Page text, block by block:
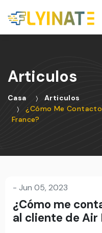
Articulos
Casa
Articulos
¿Cómo Me
France?
- Jun 05, 2023
¿Cómo me
al cliente de Air